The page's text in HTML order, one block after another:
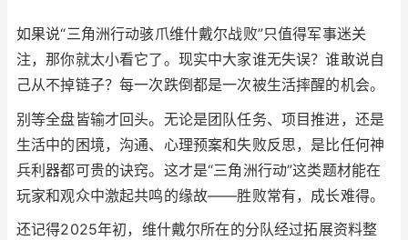
如果说“三角洲行动骇爪维什戴尔战败”只值得军事迷关
注，那你就太小看它了。现实中大家谁无失误？谁敢说自
己从不掉链子？每一次跌倒都是一次被生活摔醒的机会。
别等全盘皆输才回头。无论是团队任务、项目推进，还是
生活中的困境，沟通、心理预案和失败反思，是比任何神
兵利器都可贵的诀窍。这才是“三角洲行动”这类题材能在
玩家和观众中激起共鸣的缘故——胜败常有，成长难得。
还记得2025年初，维什戴尔所在的分队经过拓展资料整